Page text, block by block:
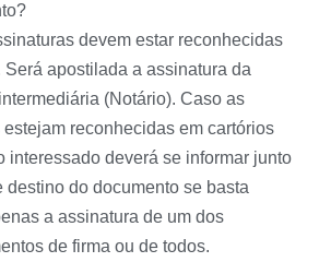
devem estar reconhecidas
Será apostilada a assinatura da
(Notário). Caso as
reconhecidas em cartórios
interessado deverá se informar junto
destino do documento se basta
a assinatura de um dos
de firma ou de todos.